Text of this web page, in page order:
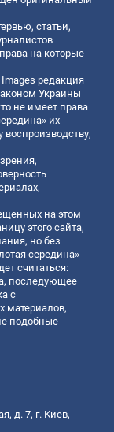
статьи,
на которые
редакция
Украины
не имеет права
их
на этом
этого сайта,
но без
середина»
считаться:
последующее
с
материалов,
подобные
д. 7, г. Киев,